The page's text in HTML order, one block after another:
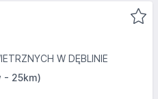
W DĘBLINIE
- 25km)